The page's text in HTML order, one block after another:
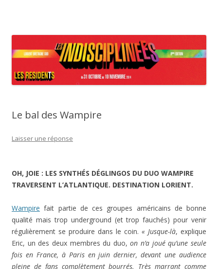
Résidents
Le bal des Wampire
Laisser une réponse
OH, JOIE : LES SYNTHÉS DÉGLINGOS DU DUO WAMPIRE
TRAVERSENT L’ATLANTIQUE. DESTINATION LORIENT.
Wampire fait partie de ces groupes américains de bonne
qualité mais trop underground (et trop fauchés) pour venir
régulièrement se produire dans le coin. « Jusque-là, explique
Eric, un des deux membres du duo,on n’a joué qu’une seule
fois en France, à Paris en juin dernier, devant une audience
pleine de fans complètement bourrés. Très marrant comme